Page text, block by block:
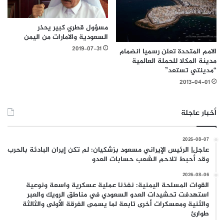
الامم المتحدة تعلن رسميا انضمام
مدينة المكلا للحملة العالمية
“مدينتي تستعد”
2013-04-01
مسؤول قطري كبير يحذر
السعودية والامارات من اليمن
2019-07-31
أخبار عاجلة
2026-08-07
عاجل| الرئيس الإيراني مسعود بزشكيان: لم تكن إيران البادئة بالحرب
وقد أحبط تلاحم الشعب حسابات العدو
2026-08-06
القوات المسلحة اليمنية: نفذنا عملية عسكرية واسعة ونوعية
استهدفت تحشيدات العدو السعودي في مناطق الرويك والعبر
والثنية ومعسكرات أخرى تابعة لما يسمى الفرقة الأولى والثالثة
طوارئ